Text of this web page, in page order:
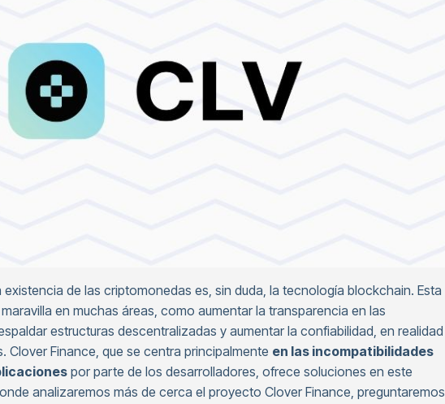
de las criptomonedas es, sin duda, la tecnología blockchain. Esta
en muchas áreas, como aumentar la transparencia en las
estructuras descentralizadas y aumentar la confiabilidad, en realidad
Clover Finance, que se centra principalmente en las incompatibilidades
por parte de los desarrolladores, ofrece soluciones en este
analizaremos más de cerca el proyecto Clover Finance, preguntaremos